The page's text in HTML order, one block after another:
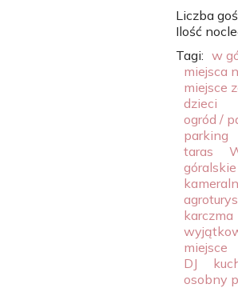
Liczba
Ilość
Tagi: w
miejsca
miejsce
dzieci
ogród /
parking
taras
góralskie
karczma
miejsce
DJ
osobny